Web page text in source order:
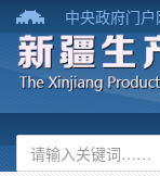
中央政府门户